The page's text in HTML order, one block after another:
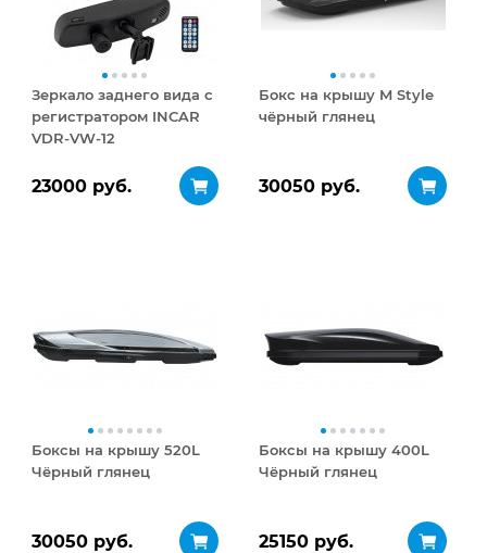
Зеркало заднего вида с
регистратором INCAR
VDR-VW-12
23000 руб.
Бокс на крышу M Style
чёрный глянец
30050 руб.
Боксы на крышу 520L
Чёрный глянец
30050 руб.
Боксы на крышу 400L
Чёрный глянец
25150 руб.